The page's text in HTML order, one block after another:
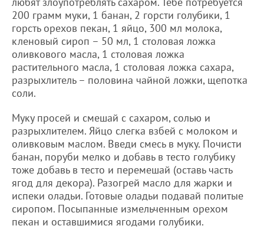
200 грамм муки, 1 банан, 2 горсти голубики, 1
горсть орехов пекан, 1 яйцо, 300 мл молока,
кленовый сироп – 50 мл, 1 столовая ложка
оливкового масла, 1 столовая ложка
растительного масла, 1 столовая ложка сахара,
разрыхлитель – половина чайной ложки, щепотка
соли.
Муку просей и смешай с сахаром, солью и
разрыхлителем. Яйцо слегка взбей с молоком и
оливковым маслом. Введи смесь в муку. Почисти
банан, поруби мелко и добавь в тесто голубику
тоже добавь в тесто и перемешай (оставь часть
ягод для декора). Разогрей масло для жарки и
испеки оладьи. Готовые оладьи подавай политые
сиропом. Посыпанные измельченным орехом
пекан и оставшимися ягодами голубики.